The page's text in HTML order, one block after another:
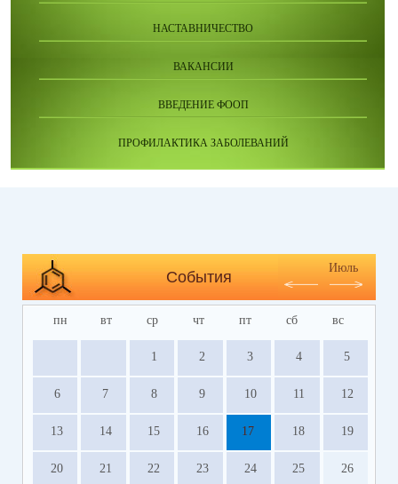
НАСТАВНИЧЕСТВО
ВАКАНСИИ
ВВЕДЕНИЕ ФООП
ПРОФИЛАКТИКА ЗАБОЛЕВАНИЙ
События
Июль
пн вт ср чт пт сб вс
1 2 3 4 5
6 7 8 9 10 11 12
13 14 15 16 17 18 19
20 21 22 23 24 25 26